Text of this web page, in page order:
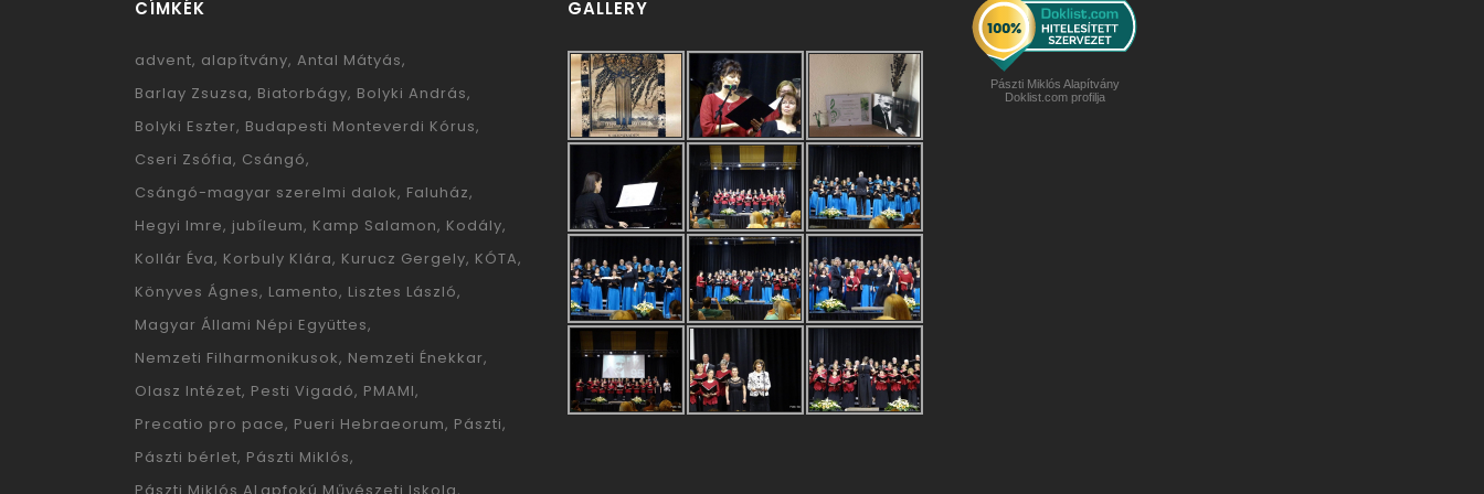
CÍMKÉK
advent alapítvány Antal Mátyás
Barlay Zsuzsa Biatorbágy Bolyki András
Bolyki Eszter Budapesti Monteverdi Kórus
Cseri Zsófia Csángó
Csángó-magyar szerelmi dalok Faluház
Hegyi Imre jubíleum Kamp Salamon Kodály
Kollár Éva Korbuly Klára Kurucz Gergely KÓTA
Könyves Ágnes Lamento Lisztes László
Magyar Állami Népi Együttes
Nemzeti Filharmonikusok Nemzeti Énekkar
Olasz Intézet Pesti Vigadó PMAMI
Precatio pro pace Pueri Hebraeorum Pászti
Pászti bérlet Pászti Miklós
GALLERY
Pászti Miklós Alapítvány
Doklist.com profilja